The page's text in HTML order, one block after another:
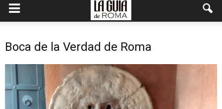
Boca de la Verdad de Roma